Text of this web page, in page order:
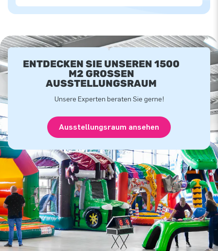
ENTDECKEN SIE UNSEREN 1500
M2 GROSSEN A
USSTELLUNGSRAUM
Unsere Experten beraten Sie gerne!
Ausstellungsraum ansehen